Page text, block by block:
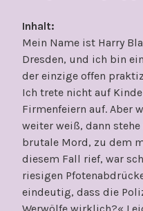
Inhalt:
Mein Name ist Harry
Dresden, und ich bin
der einzige offen
Ich trete nicht auf
Firmenfeiern auf. Aber
weiter weiß, dann
brutale Mord, zu dem
diesem Fall rief, war
riesigen
eindeutig, dass die
Werwölfe wirklich?«